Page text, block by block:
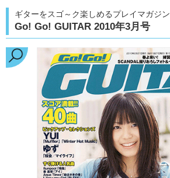
ギターをスゴ～ク楽しめるプレイマガジン
Go! Go! GUITAR 2010年3月号